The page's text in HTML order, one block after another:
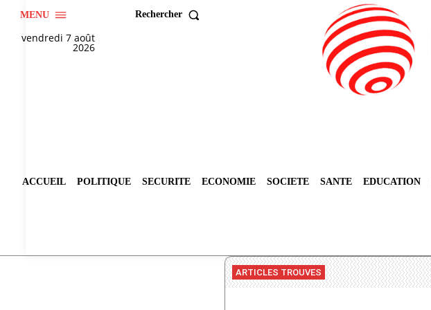
MENU Rechercher
vendredi 7 août
2026
ACCUEIL POLITIQUE SECURITE ECONOMIE SOCIETE SANTE EDUCATION
ARTICLES TROUVES